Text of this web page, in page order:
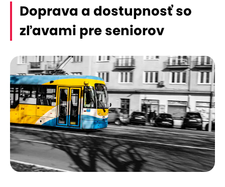
Doprava a dostupnosť so
zľavami pre seniorov